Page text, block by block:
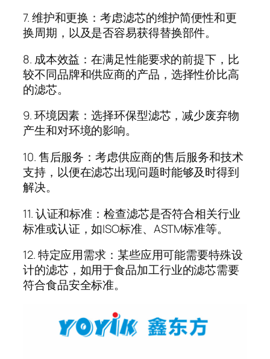
7. 维护和更换：考虑滤芯的维护简便性和更
换周期，以及是否容易获得替换部件。
8. 成本效益：在满足性能要求的前提下，比
较不同品牌和供应商的产品，选择性价比高
的滤芯。
9. 环境因素：选择环保型滤芯，减少废弃物
产生和对环境的影响。
10. 售后服务：考虑供应商的售后服务和技术
支持，以便在滤芯出现问题时能够及时得到
解决。
11. 认证和标准：检查滤芯是否符合相关行业
标准或认证，如ISO标准、ASTM标准等。
12. 特定应用需求：某些应用可能需要特殊设
计的滤芯，如用于食品加工行业的滤芯需要
符合食品安全标准。